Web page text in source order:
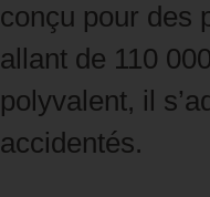
conçu pour des
allant de 110
polyvalent, il
accidentés.